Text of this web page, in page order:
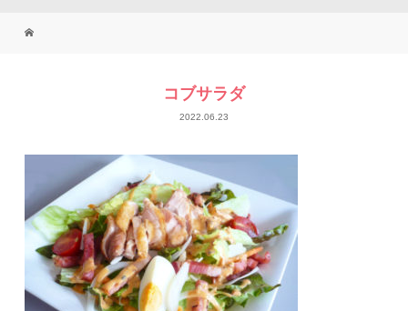
コブサラダ
2022.06.23